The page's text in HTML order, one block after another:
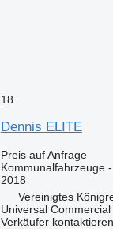
18
Dennis ELITE
Preis auf Anfrage
Kommunalfahrzeuge
2018
Vereinigtes
Universal
Verkäufer kontaktieren